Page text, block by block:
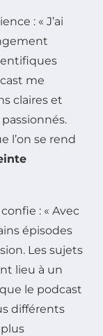
: « J’ai
me
claires et
l’on se rend
: « Avec
épisodes
Les sujets
lieu à un
le podcast
différents